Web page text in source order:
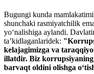
Bugungi kunda
shunchaki rasmiyatchilik
yo‘nalishiga aylandi.
ta’kidlaganlaridek:
kelajagimizga va
illatdir. Biz
barvaqt oldini olishga